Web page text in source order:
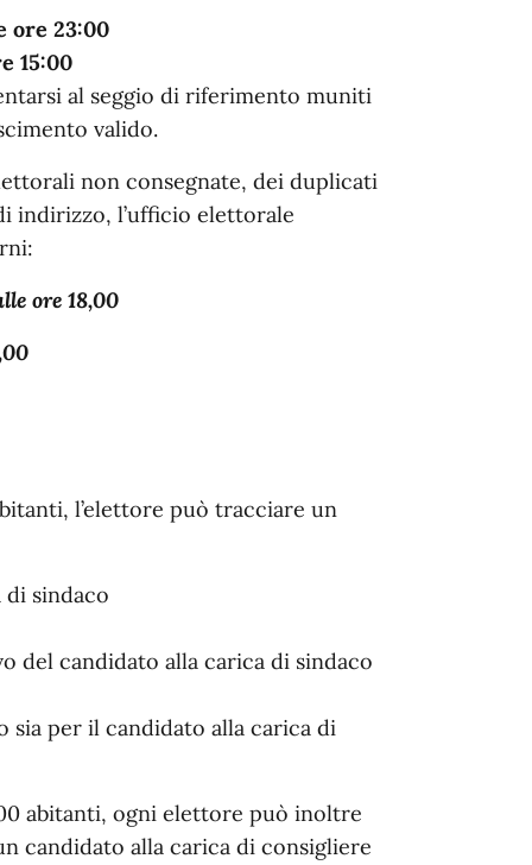
ore 23:00
15:00
al seggio di riferimento muniti
valido.
non consegnate, dei duplicati
indirizzo, l’ufficio elettorale
ore 18,00
l’elettore può tracciare un
sindaco
del candidato alla carica di sindaco
sia per il candidato alla carica di
abitanti, ogni elettore può inoltre
candidato alla carica di consigliere